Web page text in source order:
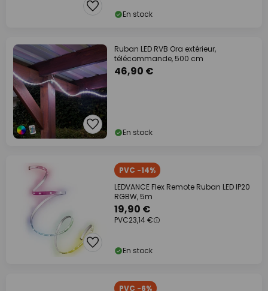
En stock
Ruban LED RVB Ora extérieur,
télécommande, 500 cm
46,90 €
En stock
PVC -14%
LEDVANCE Flex Remote Ruban LED IP20
RGBW, 5m
19,90 €
PVC23,14 €
En stock
PVC -6%